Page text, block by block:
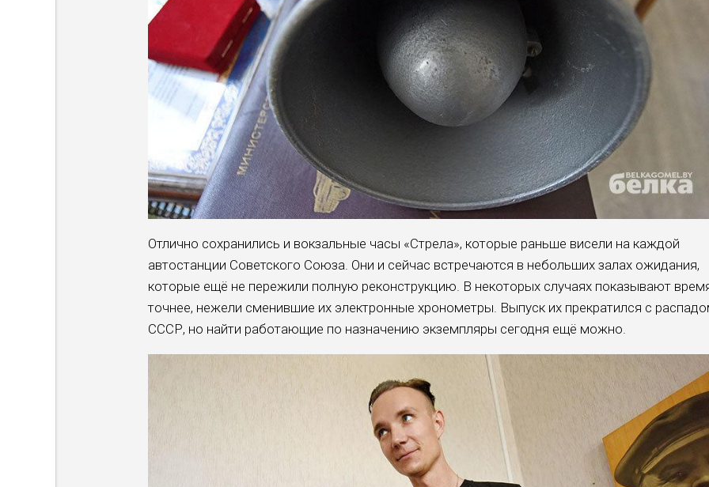
Отлично сохранились и вокзальные часы «Стрела», которые раньше висели на каждой
автостанции Советского Союза. Они и сейчас встречаются в небольших залах ожидания,
которые ещё не пережили полную реконструкцию. В некоторых случаях показывают
точнее, нежели сменившие их электронные хронометры. Выпуск их прекратился с
СССР, но найти работающие по назначению экземпляры сегодня ещё можно.